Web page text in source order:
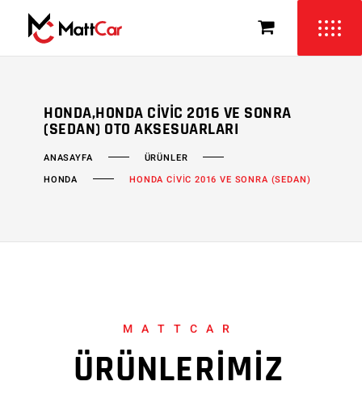
HONDA,HONDA CIVIC 2016 VE SONRA
(SEDAN) OTO AKSESUARLARI
ANASAYFA
ÜRÜNLER
HONDA
HONDA CİVİC 2016 VE SONRA (SEDAN)
MATTCAR
ÜRÜNLERİMİZ